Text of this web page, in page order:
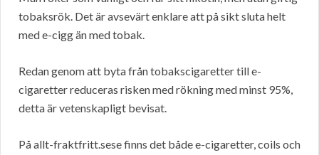
tobaksrök. Det är avsevärt enklare att på sikt sluta helt
med e-cigg än med tobak.
Redan genom att byta från tobakscigaretter till e-
cigaretter reduceras risken med rökning med minst 95%,
detta är vetenskapligt bevisat.
På allt-fraktfritt.sese finns det både e-cigaretter, coils och